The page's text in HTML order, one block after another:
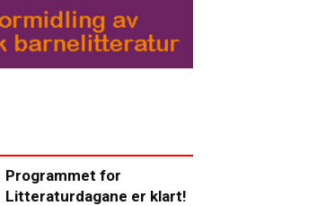
Programmet for
Litteraturdagane er klart!